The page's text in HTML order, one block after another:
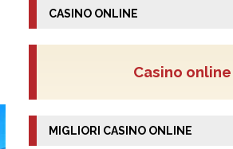
CASINO ONLINE
Casino online
MIGLIORI CASINO ONLINE